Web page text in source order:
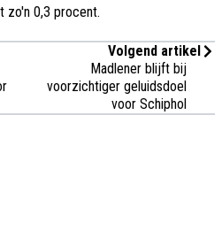
zo'n 0,3 procent.
Volgend artikel
Madlener blijft bij
voorzichtiger geluidsdoel
voor Schiphol